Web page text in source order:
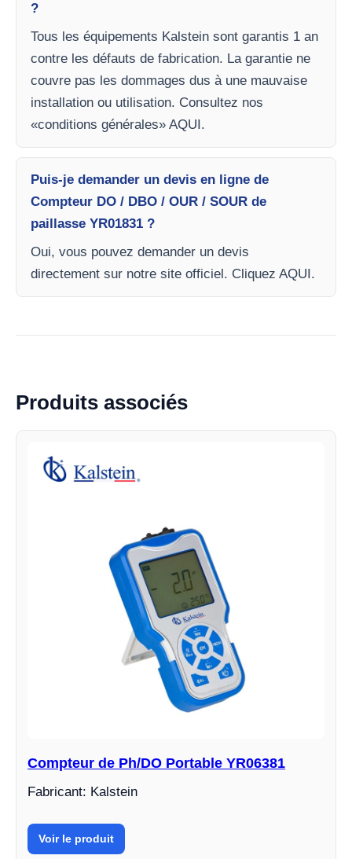
?
Tous les équipements Kalstein sont garantis 1 an
contre les défauts de fabrication. La garantie ne
couvre pas les dommages dus à une mauvaise
installation ou utilisation. Consultez nos
«conditions générales» AQUI.
Puis-je demander un devis en ligne de
Compteur DO / DBO / OUR / SOUR de
paillasse YR01831 ?
Oui, vous pouvez demander un devis
directement sur notre site officiel. Cliquez AQUI.
Produits associés
Compteur de Ph/DO Portable YR06381
Fabricant: Kalstein
Voir le produit